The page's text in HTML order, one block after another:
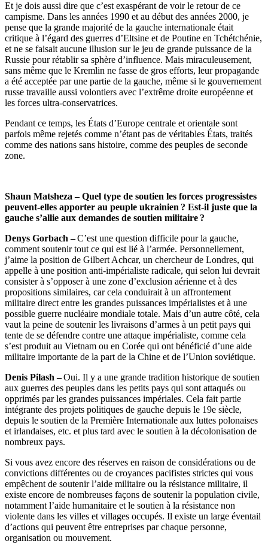
Et je dois aussi dire que c’est exaspérant de voir le retour de ce
campisme. Dans les années 1990 et au début des années 2000, je
pense que la grande majorité de la gauche internationale était
critique à l’égard des guerres d’Eltsine et de Poutine en Tchétchénie,
et ne se faisait aucune illusion sur le jeu de grande puissance de la
Russie pour rétablir sa sphère d’influence. Mais miraculeusement,
sans même que le Kremlin ne fasse de gros efforts, leur propagande
a été acceptée par une partie de la gauche, même si le gouvernement
russe travaille aussi volontiers avec l’extrême droite européenne et
les forces ultra-conservatrices.
Pendant ce temps, les États d’Europe centrale et orientale sont
parfois même rejetés comme n’étant pas de véritables États, traités
comme des nations sans histoire, comme des peuples de seconde
zone.
Shaun Matsheza – Quel type de soutien les forces progressistes
peuvent-elles apporter au peuple ukrainien ? Est-il juste que la
gauche s’allie aux demandes de soutien militaire ?
Denys Gorbach –C’est une question difficile pour la gauche,
comment soutenir tout ce qui est lié à l’armée. Personnellement,
j’aime la position de Gilbert Achcar, un chercheur de Londres, qui
appelle à une position anti-impérialiste radicale, qui selon lui devrait
consister à s’opposer à une zone d’exclusion aérienne et à des
propositions similaires, car cela conduirait à un affrontement
militaire direct entre les grandes puissances impérialistes et à une
possible guerre nucléaire mondiale totale. Mais d’un autre côté, cela
vaut la peine de soutenir les livraisons d’armes à un petit pays qui
tente de se défendre contre une attaque impérialiste, comme cela
s’est produit au Vietnam ou en Corée qui ont bénéficié d’une aide
militaire importante de la part de la Chine et de l’Union soviétique.
Denis Pilash –Oui. Il y a une grande tradition historique de soutien
aux guerres des peuples dans les petits pays qui sont attaqués ou
opprimés par les grandes puissances impériales. Cela fait partie
intégrante des projets politiques de gauche depuis le 19e siècle,
depuis le soutien de la Première Internationale aux luttes polonaises
et irlandaises, etc. et plus tard avec le soutien à la décolonisation de
nombreux pays.
Si vous avez encore des réserves en raison de considérations ou de
convictions différentes ou de croyances pacifistes strictes qui vous
empêchent de soutenir l’aide militaire ou la résistance militaire, il
existe encore de nombreuses façons de soutenir la population civile,
notamment l’aide humanitaire et le soutien à la résistance non
violente dans les villes et villages occupés. Il existe un large éventail
d’actions qui peuvent être entreprises par chaque personne,
organisation ou mouvement.